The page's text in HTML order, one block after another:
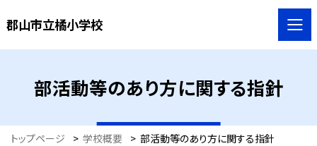
郡山市立橘小学校
部活動等のあり方に関する指針
トップページ > 学校概要 > 部活動等のあり方に関する指針